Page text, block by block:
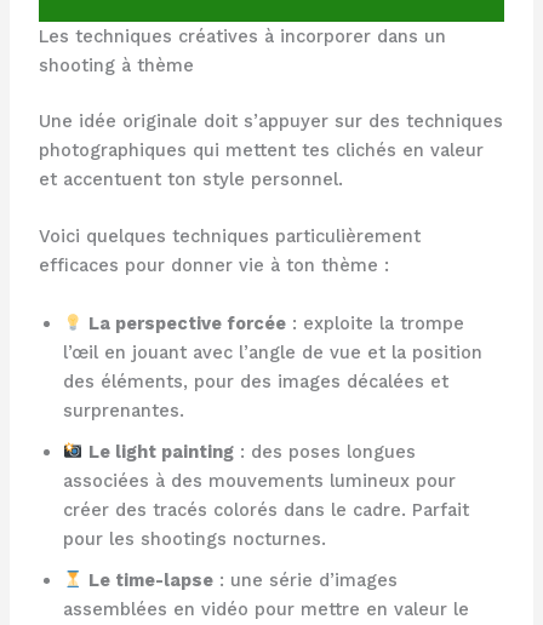
Les techniques créatives à incorporer dans un
shooting à thème
Une idée originale doit s’appuyer sur des techniques
photographiques qui mettent tes clichés en valeur
et accentuent ton style personnel.
Voici quelques techniques particulièrement
efficaces pour donner vie à ton thème :
La perspective forcée : exploite la trompe
l’œil en jouant avec l’angle de vue et la position
des éléments, pour des images décalées et
surprenantes.
Le light painting : des poses longues
associées à des mouvements lumineux pour
créer des tracés colorés dans le cadre. Parfait
pour les shootings nocturnes.
Le time-lapse : une série d’images
assemblées en vidéo pour mettre en valeur le